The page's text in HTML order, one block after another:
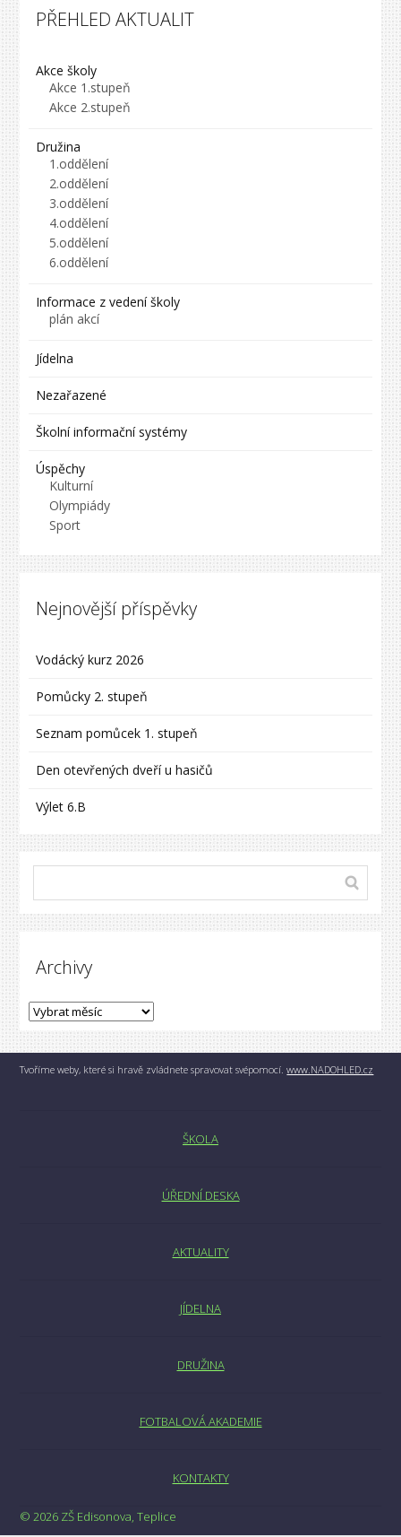
PŘEHLED AKTUALIT
Akce školy
Akce 1.stupeň
Akce 2.stupeň
Družina
1.oddělení
2.oddělení
3.oddělení
4.oddělení
5.oddělení
6.oddělení
Informace z vedení školy
plán akcí
Jídelna
Nezařazené
Školní informační systémy
Úspěchy
Kulturní
Olympiády
Sport
Nejnovější příspěvky
Vodácký kurz 2026
Pomůcky 2. stupeň
Seznam pomůcek 1. stupeň
Den otevřených dveří u hasičů
Výlet 6.B
Archivy
Tvoříme weby, které si hravě zvládnete spravovat svépomocí.www.NADOHLED.cz
ŠKOLA
ÚŘEDNÍ DESKA
AKTUALITY
JÍDELNA
DRUŽINA
FOTBALOVÁ AKADEMIE
KONTAKTY
© 2026 ZŠ Edisonova, Teplice